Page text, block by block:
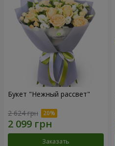
Букет "Нежный рассвет"
2 624 грн
Заказать